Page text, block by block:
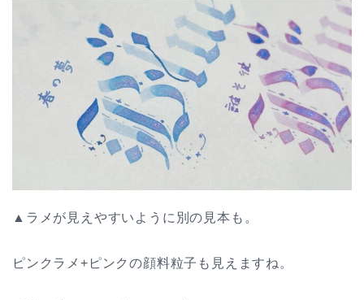
▲ラメが見えやすいように別の見本も。
ピンクラメ+ピンクの顔料粒子も見えますね。